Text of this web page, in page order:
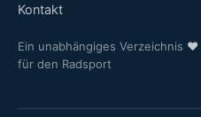
Kontakt
Ein unabhängiges Verzeichnis ♥
für den Radsport